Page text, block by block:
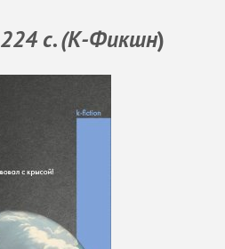
с. (К-Фикшн)